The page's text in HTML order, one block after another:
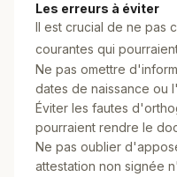
Les erreurs à éviter
Il est crucial de ne pas
courantes qui
Ne pas omettre
dates de naissance ou
Éviter les fautes
pourraient rendre le
Ne pas oublier
attestation non signée